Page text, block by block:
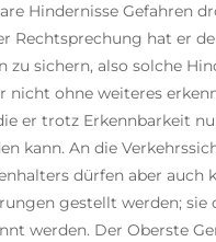
Hindernisse Gefahren
Rechtsprechung hat er
zu sichern, also solche
nicht ohne weiteres
er trotz Erkennbarkeit
kann. An die
dürfen aber auch
gestellt werden; sie
werden. Der Oberste